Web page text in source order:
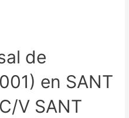
de
en SANT
V SANT